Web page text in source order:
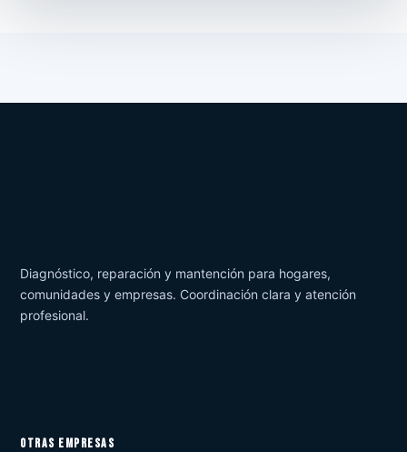
Diagnóstico, reparación y mantención para hogares,
comunidades y empresas. Coordinación clara y atención
profesional.
OTRAS EMPRESAS